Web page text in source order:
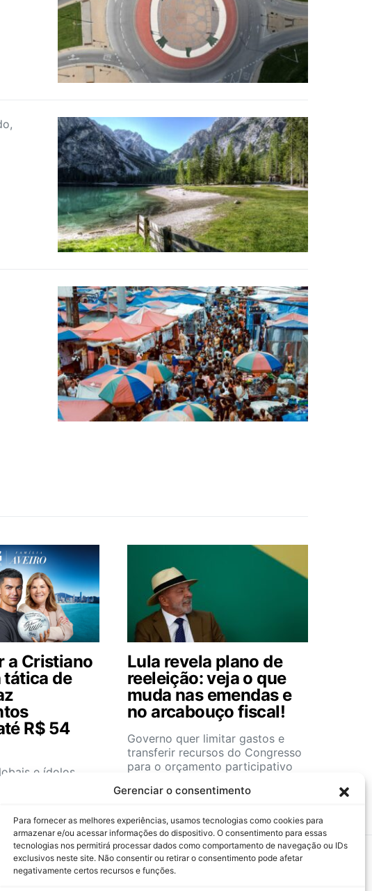
Gerenciar o consentimento
Para fornecer as melhores experiências, usamos tecnologias como cookies para
armazenar e/ou acessar informações do dispositivo. O consentimento para essas
tecnologias nos permitirá processar dados como comportamento de navegação ou IDs
exclusivos neste site. Não consentir ou retirar o consentimento pode afetar
negativamente certos recursos e funções.
a Cristiano
tática de
R$ 54
e ídolos
são sócios de
atrair…
Lula revela plano de
reeleição: veja o que
muda nas emendas e
no arcabouço fiscal!
Governo quer limitar gastos e
transferir recursos do Congresso
para o orçamento participativo